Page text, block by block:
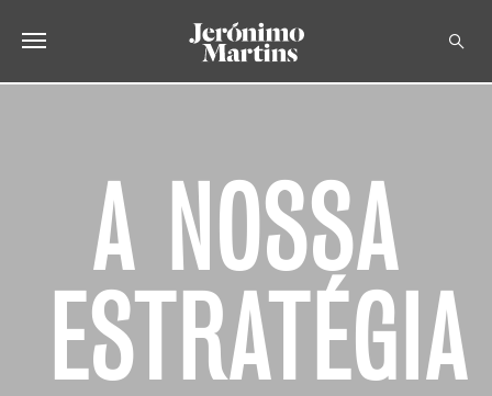
INVESTIDOR
CARREIRAS
CONTACTOS
A NOSSA
ESTRATÉGIA